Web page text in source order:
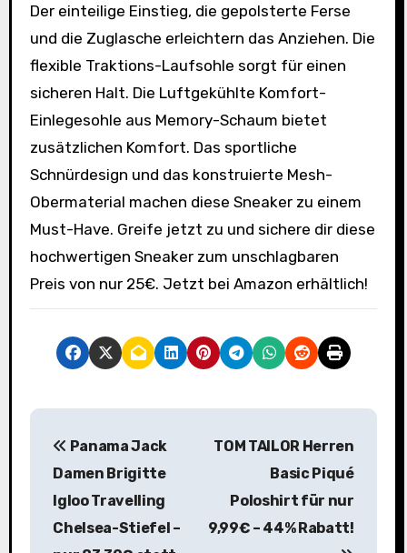
Der einteilige Einstieg, die gepolsterte Ferse
und die Zuglasche erleichtern das Anziehen. Die
flexible Traktions-Laufsohle sorgt für einen
sicheren Halt. Die Luftgekühlte Komfort-
Einlegesohle aus Memory-Schaum bietet
zusätzlichen Komfort. Das sportliche
Schnürdesign und das konstruierte Mesh-
Obermaterial machen diese Sneaker zu einem
Must-Have. Greife jetzt zu und sichere dir diese
hochwertigen Sneaker zum unschlagbaren
Preis von nur 25€. Jetzt bei Amazon erhältlich!
B
Panama Jack
Damen Brigitte
Igloo Travelling
Chelsea-Stiefel –
TOM TAILOR Herren
Basic Piqué
Poloshirt für nur
9,99€ – 44% Rabatt!